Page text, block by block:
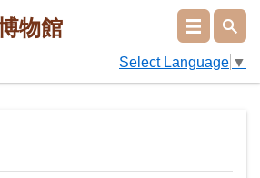
物館
Select Language ▼